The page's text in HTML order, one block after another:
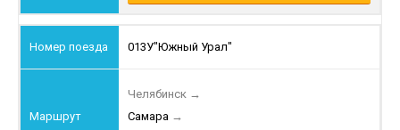
013У"Южный Урал"
Челябинск →
Самара →